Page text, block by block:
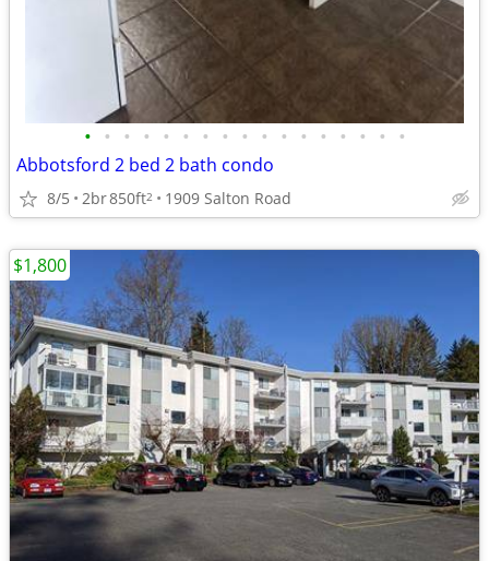
• • • • • • • • • • • • • • • • •
Abbotsford 2 bed 2 bath condo
8/5 2br850ft2 1909 Salton Road
$1,800